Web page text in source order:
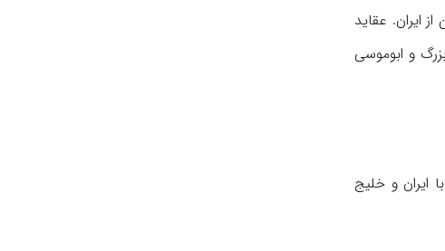
ایران. عقاید
و ابوموسی
ایران و خلیج